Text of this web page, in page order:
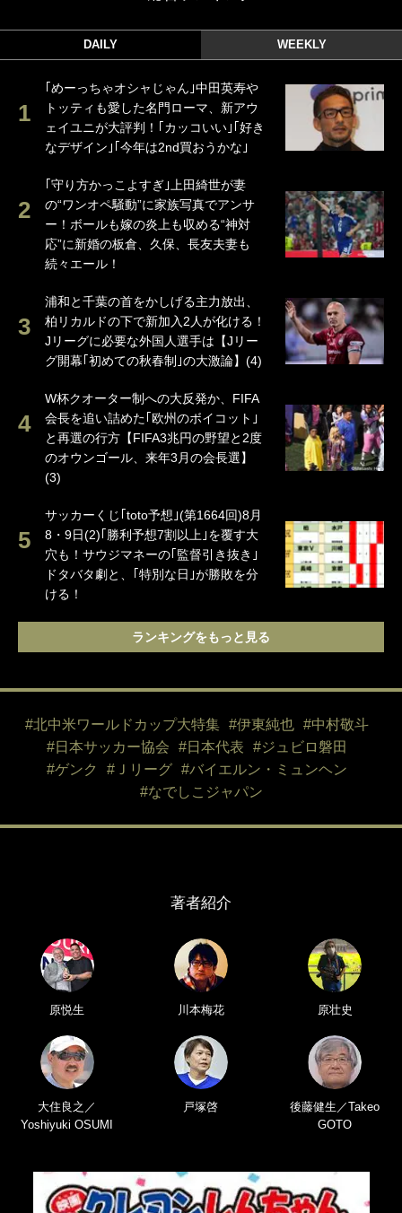
DAILY WEEKLY
｢めーっちゃオシャじゃん｣中田英寿や
トッティも愛した名門ローマ、新アウ
ェイユニが大評判！｢カッコいい｣｢好き
なデザイン｣｢今年は2nd買おうかな｣
｢守り方かっこよすぎ｣上田綺世が妻
の“ワンオペ騒動”に家族写真でアンサ
ー！ボールも嫁の炎上も収める“神対
応”に新婚の板倉、久保、長友夫妻も
続々エール！
浦和と千葉の首をかしげる主力放出、
柏リカルドの下で新加入2人が化ける！
Jリーグに必要な外国人選手は【Jリー
グ開幕｢初めての秋春制｣の大激論】(4)
W杯クオーター制への大反発か、FIFA
会長を追い詰めた｢欧州のボイコット｣
と再選の行方【FIFA3兆円の野望と2度
のオウンゴール、来年3月の会長選】
(3)
サッカーくじ｢toto予想｣(第1664回)8月
8・9日(2)｢勝利予想7割以上｣を覆す大
穴も！サウジマネーの｢監督引き抜き｣
ドタバタ劇と、｢特別な日｣が勝敗を分
ける！
ランキングをもっと見る
#北中米ワールドカップ大特集 #伊東純也
#中村敬斗
#日本サッカー協会
#日本代表
#ジュビロ磐田
#ゲンク
#Ｊリーグ
#バイエルン・ミュンヘン
#なでしこジャパン
著者紹介
原悦生 川本梅花 原壮史
大住良之／
Yoshiyuki OSUMI
戸塚啓
後藤健生／Takeo
GOTO